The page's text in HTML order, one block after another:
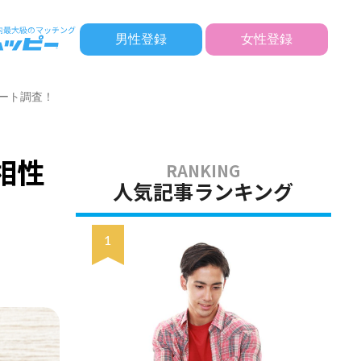
男性登録 女性登録
ト調査！
性
人気記事ランキング